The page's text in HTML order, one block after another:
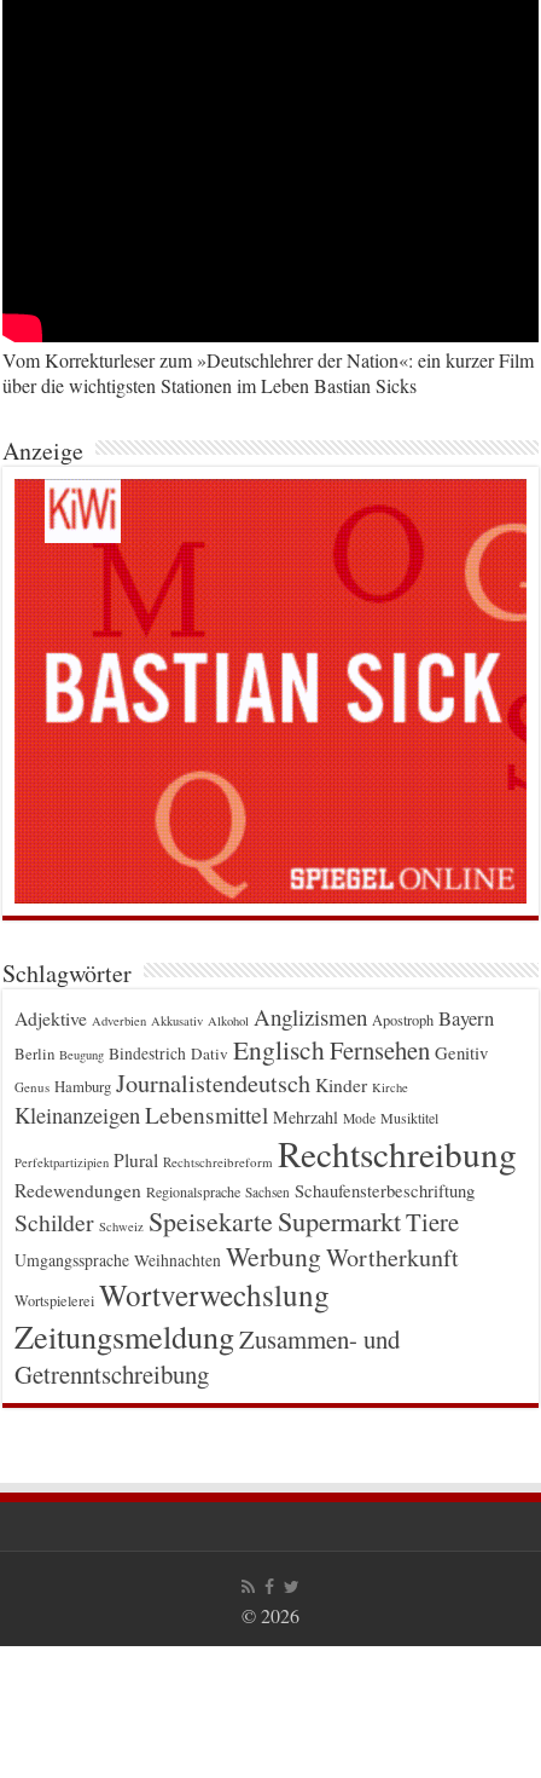
Vom Korrekturleser zum »Deutschlehrer der Nation«: ein kurzer Film
über die wichtigsten Stationen im Leben Bastian Sicks
Anzeige
Schlagwörter
Adjektive Adverbien Akkusativ Alkohol Anglizismen Apostroph Bayern
Berlin Beugung Bindestrich Dativ EnglischFernsehen Genitiv
Genus Hamburg Journalistendeutsch Kinder Kirche
Kleinanzeigen Lebensmittel Mehrzahl Mode Musiktitel
Perfektpartizipien Plural Rechtschreibreform Rechtschreibung
Redewendungen Regionalsprache Sachsen Schaufensterbeschriftung
Schilder Schweiz Speisekarte SupermarktTiere
Umgangssprache Weihnachten WerbungWortherkunft
Wortspielerei Wortverwechslung
ZeitungsmeldungZusammen- und
Getrenntschreibung
© 2026